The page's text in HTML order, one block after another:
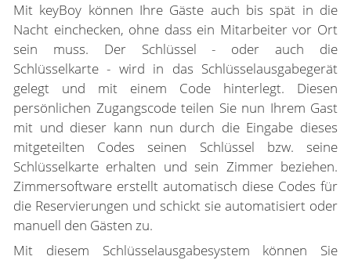
Mit keyBoy können Ihre Gäste auch bis spät in die
Nacht einchecken, ohne dass ein Mitarbeiter vor Ort
sein muss. Der Schlüssel - oder auch die
Schlüsselkarte - wird in das Schlüsselausgabegerät
gelegt und mit einem Code hinterlegt. Diesen
persönlichen Zugangscode teilen Sie nun Ihrem Gast
mit und dieser kann nun durch die Eingabe dieses
mitgeteilten Codes seinen Schlüssel bzw. seine
Schlüsselkarte erhalten und sein Zimmer beziehen.
Zimmersoftware erstellt automatisch diese Codes für
die Reservierungen und schickt sie automatisiert oder
manuell den Gästen zu.
Mit diesem Schlüsselausgabesystem können Sie